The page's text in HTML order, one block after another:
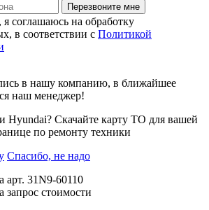
Перезвоните мне
я соглашаюсь на обработку
в соответствии с Политикой
в нашу компанию, в ближайшее
наш менеджер!
Hyundai? Скачайте карту ТО для вашей
по ремонту техники
Спасибо, не надо
арт. 31N9-60110
запрос стоимости